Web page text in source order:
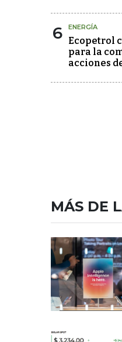
6 ENERGÍA
Ecopetrol
para la
acciones
MÁS DE